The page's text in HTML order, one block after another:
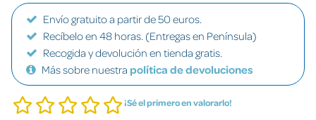
Envío gratuito a partir de 50 euros.
Recíbelo en 48 horas. (Entregas en Península)
Recogida y devolución en tienda gratis.
Más sobre nuestra política de devoluciones
¡Sé el primero en valorarlo!